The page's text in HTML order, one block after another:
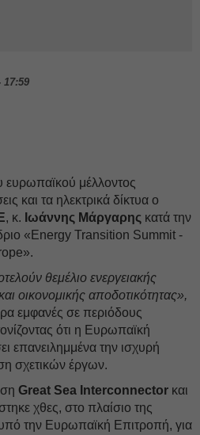
17:59
μέλλοντος
και τα ηλεκτρικά δίκτυα ο
, κ. Ιωάννης Μάργαρης κατά την
«Energy Transition Summit -
θεμέλιο ενεργειακής
οικονομικής αποδοτικότητας»,
εμφανές σε περιόδους
ότι η Ευρωπαϊκή
επανειλημμένα την ισχυρή
σχετικών έργων.
Great Sea Interconnector και
χθες, στο πλαίσιο της
την Ευρωπαϊκή Επιτροπή, για